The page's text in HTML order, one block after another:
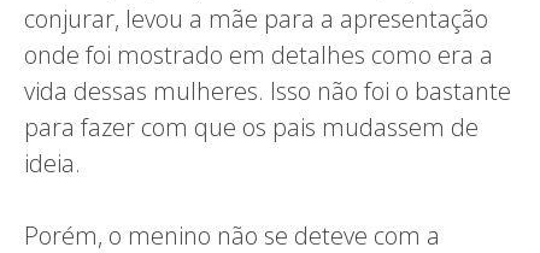
conjurar, levou a mãe para a apresentação
onde foi mostrado em detalhes como era a
vida dessas mulheres. Isso não foi o bastante
para fazer com que os pais mudassem de
ideia.
Porém, o menino não se deteve com a